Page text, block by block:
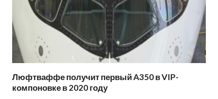
Люфтваффе получит первый A350 в VIP-
компоновке в 2020 году